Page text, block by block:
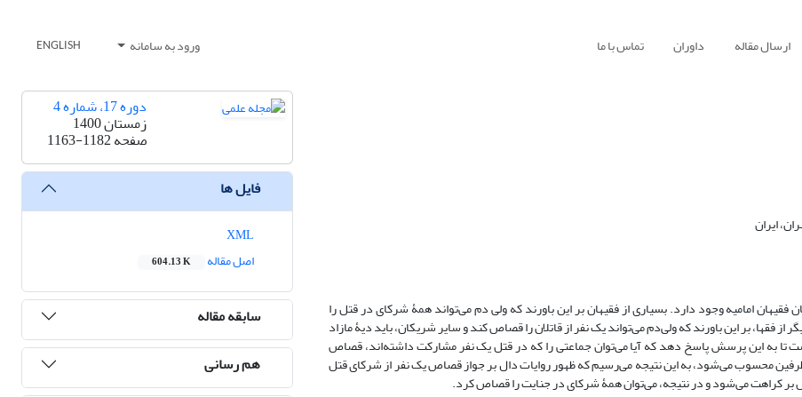
ارسال مقاله داوران تماس با ما ورود به سامانه ENGLISH
ایران
امامیه وجود دارد. بسیاری از فقیهان بر این باورند که ولی ‌دم می‌تواند همۀ شرکای در قتل را
بر این باورند که ولی‌دم می‌تواند یک نفر از قاتلان را قصاص کند و سایر شریکان، باید دیۀ مازاد
به این پرسش پاسخ دهد که آیا می‌توان جماعتی را که در قتل یک نفر مشارکت داشته‌اند، قصاص
محسوب می‌شود، به این نتیجه می‌رسیم که ظهور روایات دال بر جواز قصاص یک نفر از شرکای قتل
کراهت می‌شود و در نتیجه، می‌توان همۀ شرکای در جنایت را قصاص کرد.
دوره 17، شماره 4
زمستان 1400
صفحه1163-1182
فایل ها
اصل مقاله
604.13 K
سابقه مقاله
هم رسانی